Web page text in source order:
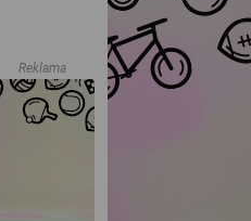
Reklama